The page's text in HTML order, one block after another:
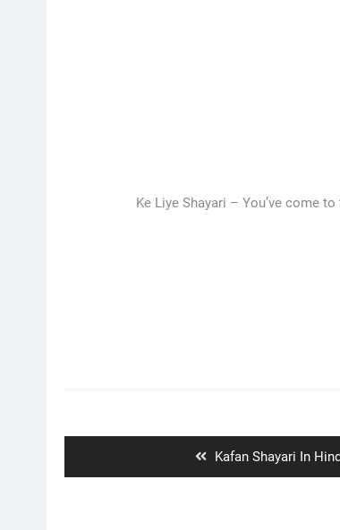
Ke Liye Shayari – You’ve come
Previous
post:
Kafan Shayari In